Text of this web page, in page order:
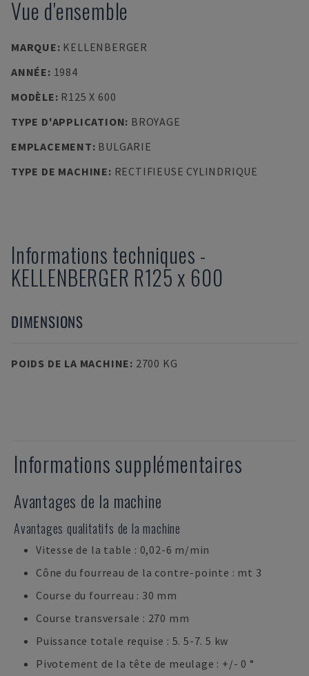
Vue d'ensemble
MARQUE: KELLENBERGER
ANNÉE: 1984
MODÈLE: R125 X 600
TYPE D'APPLICATION: BROYAGE
EMPLACEMENT: BULGARIE
TYPE DE MACHINE: RECTIFIEUSE CYLINDRIQUE
Informations techniques -
KELLENBERGER R125 x 600
DIMENSIONS
POIDS DE LA MACHINE: 2700 KG
Informations supplémentaires
Avantages de la machine
Avantages qualitatifs de la machine
Vitesse de la table : 0,02-6 m/min
Cône du fourreau de la contre-pointe : mt 3
Course du fourreau : 30 mm
Course transversale : 270 mm
Puissance totale requise : 5. 5-7. 5 kw
Pivotement de la tête de meulage : +/- 0 °